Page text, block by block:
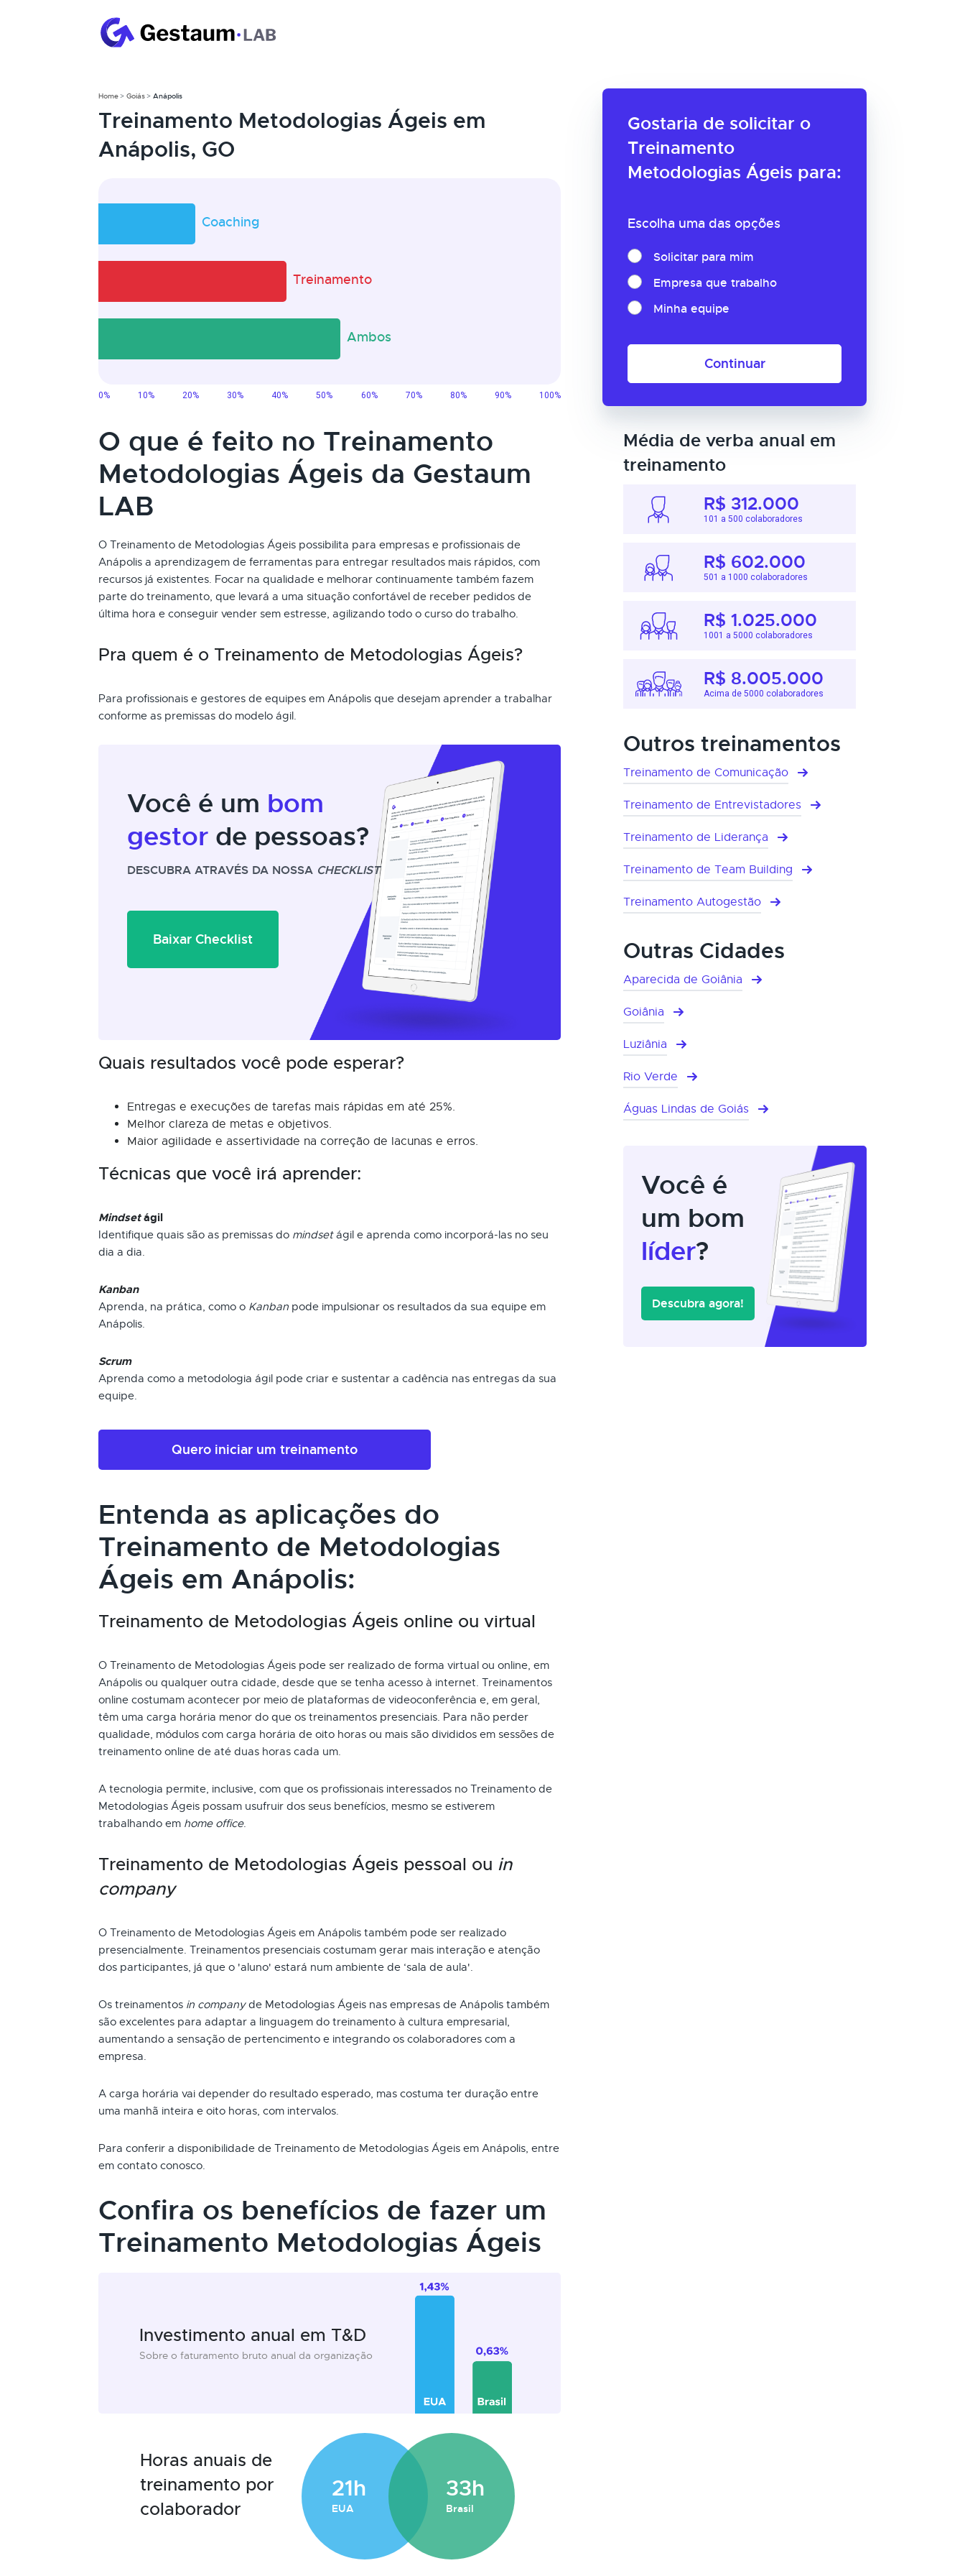
Gostaria de solicitar o
Treinamento
Metodologias Ágeis para:
Escolha uma das opções
Solicitar para mim
Empresa que trabalho
Minha equipe
Continuar
Home Goiás Anápolis
Treinamento Metodologias Ágeis em
Anápolis, GO
O que é feito no Treinamento
Metodologias Ágeis da Gestaum
LAB
O Treinamento de Metodologias Ágeis possibilita para empresas e profissionais de
Anápolis a aprendizagem de ferramentas para entregar resultados mais rápidos, com
recursos já existentes. Focar na qualidade e melhorar continuamente também fazem
parte do treinamento, que levará a uma situação confortável de receber pedidos de
última hora e conseguir vender sem estresse, agilizando todo o curso do trabalho.
Pra quem é o Treinamento de Metodologias Ágeis?
Para profissionais e gestores de equipes em Anápolis que desejam aprender a trabalhar
conforme as premissas do modelo ágil.
Você é um bom
gestor de pessoas?
DESCUBRA ATRAVÉS DA NOSSA CHECKLIST
Baixar Checklist
Quais resultados você pode esperar?
Entregas e execuções de tarefas mais rápidas em até 25%.
Melhor clareza de metas e objetivos.
Maior agilidade e assertividade na correção de lacunas e erros.
Técnicas que você irá aprender:
Mindsetágil
Identifique quais são as premissas do mindsetágil e aprenda como incorporá-las no seu
dia a dia.
Kanban
Aprenda, na prática, como o Kanban pode impulsionar os resultados da sua equipe em
Anápolis.
Scrum
Aprenda como a metodologia ágil pode criar e sustentar a cadência nas entregas da sua
equipe.
Quero iniciar um treinamento
Entenda as aplicações do
Treinamento de Metodologias
Ágeis em Anápolis:
Treinamento de Metodologias Ágeis online ou virtual
O Treinamento de Metodologias Ágeis pode ser realizado de forma virtual ou online, em
Anápolis ou qualquer outra cidade, desde que se tenha acesso à internet. Treinamentos
online costumam acontecer por meio de plataformas de videoconferência e, em geral,
têm uma carga horária menor do que os treinamentos presenciais. Para não perder
qualidade, módulos com carga horária de oito horas ou mais são divididos em sessões de
treinamento online de até duas horas cada um.
A tecnologia permite, inclusive, com que os profissionais interessados no Treinamento de
Metodologias Ágeis possam usufruir dos seus benefícios, mesmo se estiverem
trabalhando em home office.
Treinamento de Metodologias Ágeis pessoal ou in
company
O Treinamento de Metodologias Ágeis em Anápolis também pode ser realizado
presencialmente. Treinamentos presenciais costumam gerar mais interação e atenção
dos participantes, já que o 'aluno' estará num ambiente de ‘sala de aula'.
Os treinamentos in companyde Metodologias Ágeis nas empresas de Anápolis também
são excelentes para adaptar a linguagem do treinamento à cultura empresarial,
aumentando a sensação de pertencimento e integrando os colaboradores com a
empresa.
A carga horária vai depender do resultado esperado, mas costuma ter duração entre
uma manhã inteira e oito horas, com intervalos.
Para conferir a disponibilidade de Treinamento de Metodologias Ágeis em Anápolis, entre
em contato conosco.
Confira os benefícios de fazer um
Treinamento Metodologias Ágeis
Investimento anual em T&D
Sobre o faturamento bruto anual da organização
Horas anuais de
treinamento por
colaborador
21h
EUA
33h
Brasil
Média de verba anual em
treinamento
R$ 312.000
101 a 500 colaboradores
R$ 602.000
501 a 1000 colaboradores
R$ 1.025.000
1001 a 5000 colaboradores
R$ 8.005.000
Acima de 5000 colaboradores
Outros treinamentos
Treinamento de Comunicação
Treinamento de Entrevistadores
Treinamento de Liderança
Treinamento de Team Building
Treinamento Autogestão
Outras Cidades
Aparecida de Goiânia
Goiânia
Luziânia
Rio Verde
Águas Lindas de Goiás
Você é
um bom
líder?
Descubra agora!